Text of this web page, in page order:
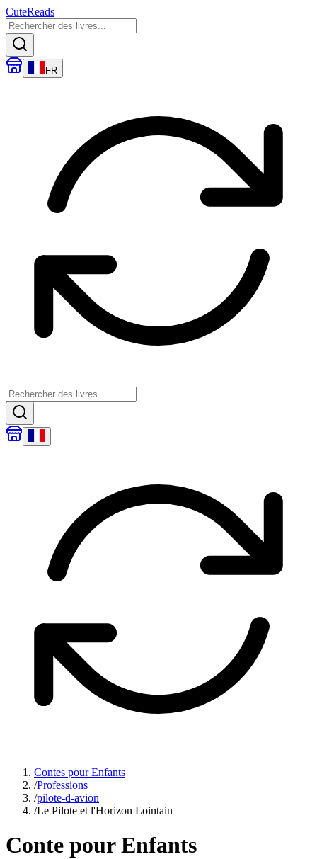
CuteReads
FR
Contes pour Enfants
/Professions
/pilote-d-avion
/Le Pilote et l'Horizon Lointain
Conte pour Enfants